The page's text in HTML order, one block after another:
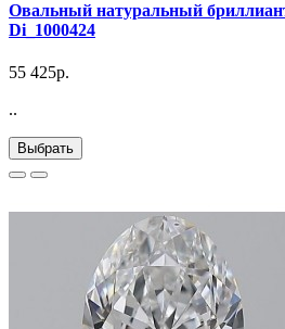
Овальный натуральный
Di_1000424
55 425р.
..
Выбрать